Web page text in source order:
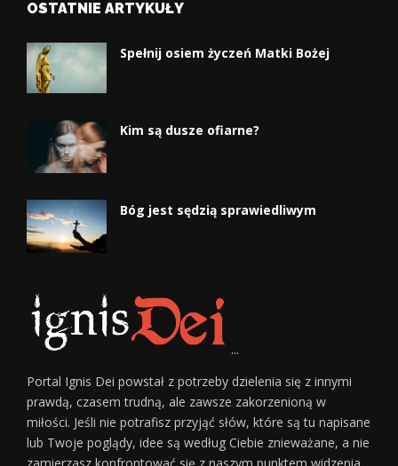
OSTATNIE ARTYKUŁY
Spełnij osiem życzeń Matki Bożej
Kim są dusze ofiarne?
Bóg jest sędzią sprawiedliwym
...
Portal Ignis Dei powstał z potrzeby dzielenia się z innymi
prawdą, czasem trudną, ale zawsze zakorzenioną w
miłości. Jeśli nie potrafisz przyjąć słów, które są tu napisane
lub Twoje poglądy, idee są według Ciebie znieważane, a nie